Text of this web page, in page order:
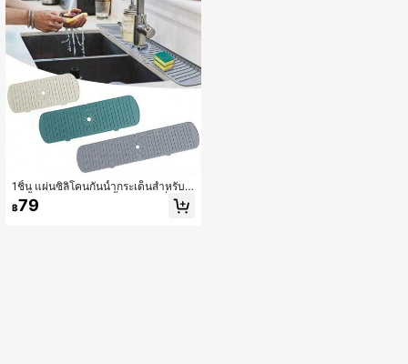
1ชิ้น แผ่นซิลิโคนกันน้ำกระเด็นสำหรับก๊
อกน้ำ แผ่นรองระบายน้ำซิลิโคน ที่รองกั
นน้ำหยดจากก๊อกน้ำ แผ่นรองกันน้ำกระ
฿79